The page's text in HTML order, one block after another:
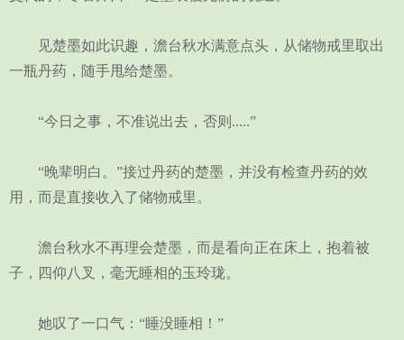
见楚墨如此识趣，澹台秋水满意点头，从储物戒里取出
一瓶丹药，随手甩给楚墨。
“今日之事，不准说出去，否则.....”
“晚辈明白。”接过丹药的楚墨，并没有检查丹药的效
用，而是直接收入了储物戒里。
澹台秋水不再理会楚墨，而是看向正在床上，抱着被
子，四仰八叉，毫无睡相的玉玲珑。
她叹了一口气：“睡没睡相！”